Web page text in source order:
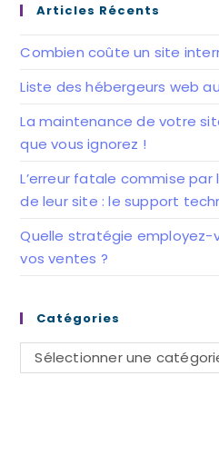
Articles Récents
Combien coûte un site
Liste des hébergeurs web
La maintenance de votre
que vous ignorez !
L’erreur fatale commise par
de leur site : le support
Quelle stratégie employez-
vos ventes ?
Catégories
Catégories
Sélectionner une